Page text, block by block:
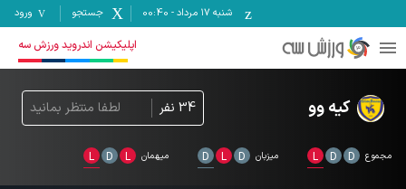
شنبه ۱۷ مرداد -
00:40 جستجو ورود
اپلیکیشن اندروید ورزش سه
کیه وو 34 نفر لطفا منتظر بمانید
مجموع D
D
L میزبان D
L
D میهمان L
D
L